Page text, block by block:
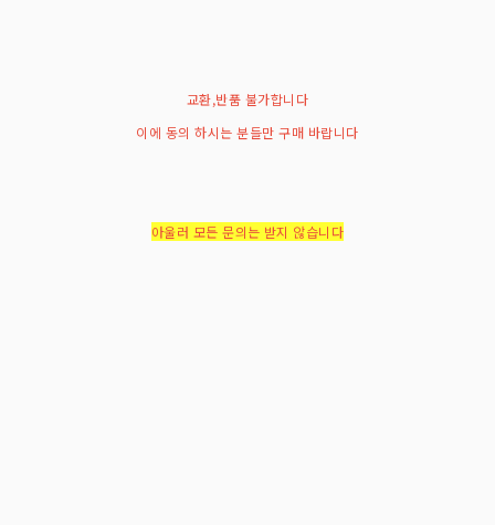
교환,반품 불가합니다
이에 동의 하시는 분들만 구매 바랍니다
아울러 모든 문의는 받지 않습니다